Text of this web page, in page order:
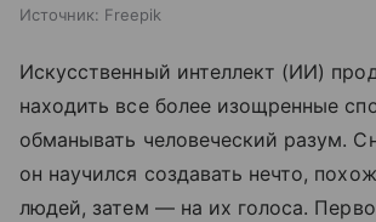
Источник: Freepik
Искусственный интеллект (ИИ)
находить все более изощренные
обманывать человеческий разум.
он научился создавать нечто,
людей, затем — на их голоса.